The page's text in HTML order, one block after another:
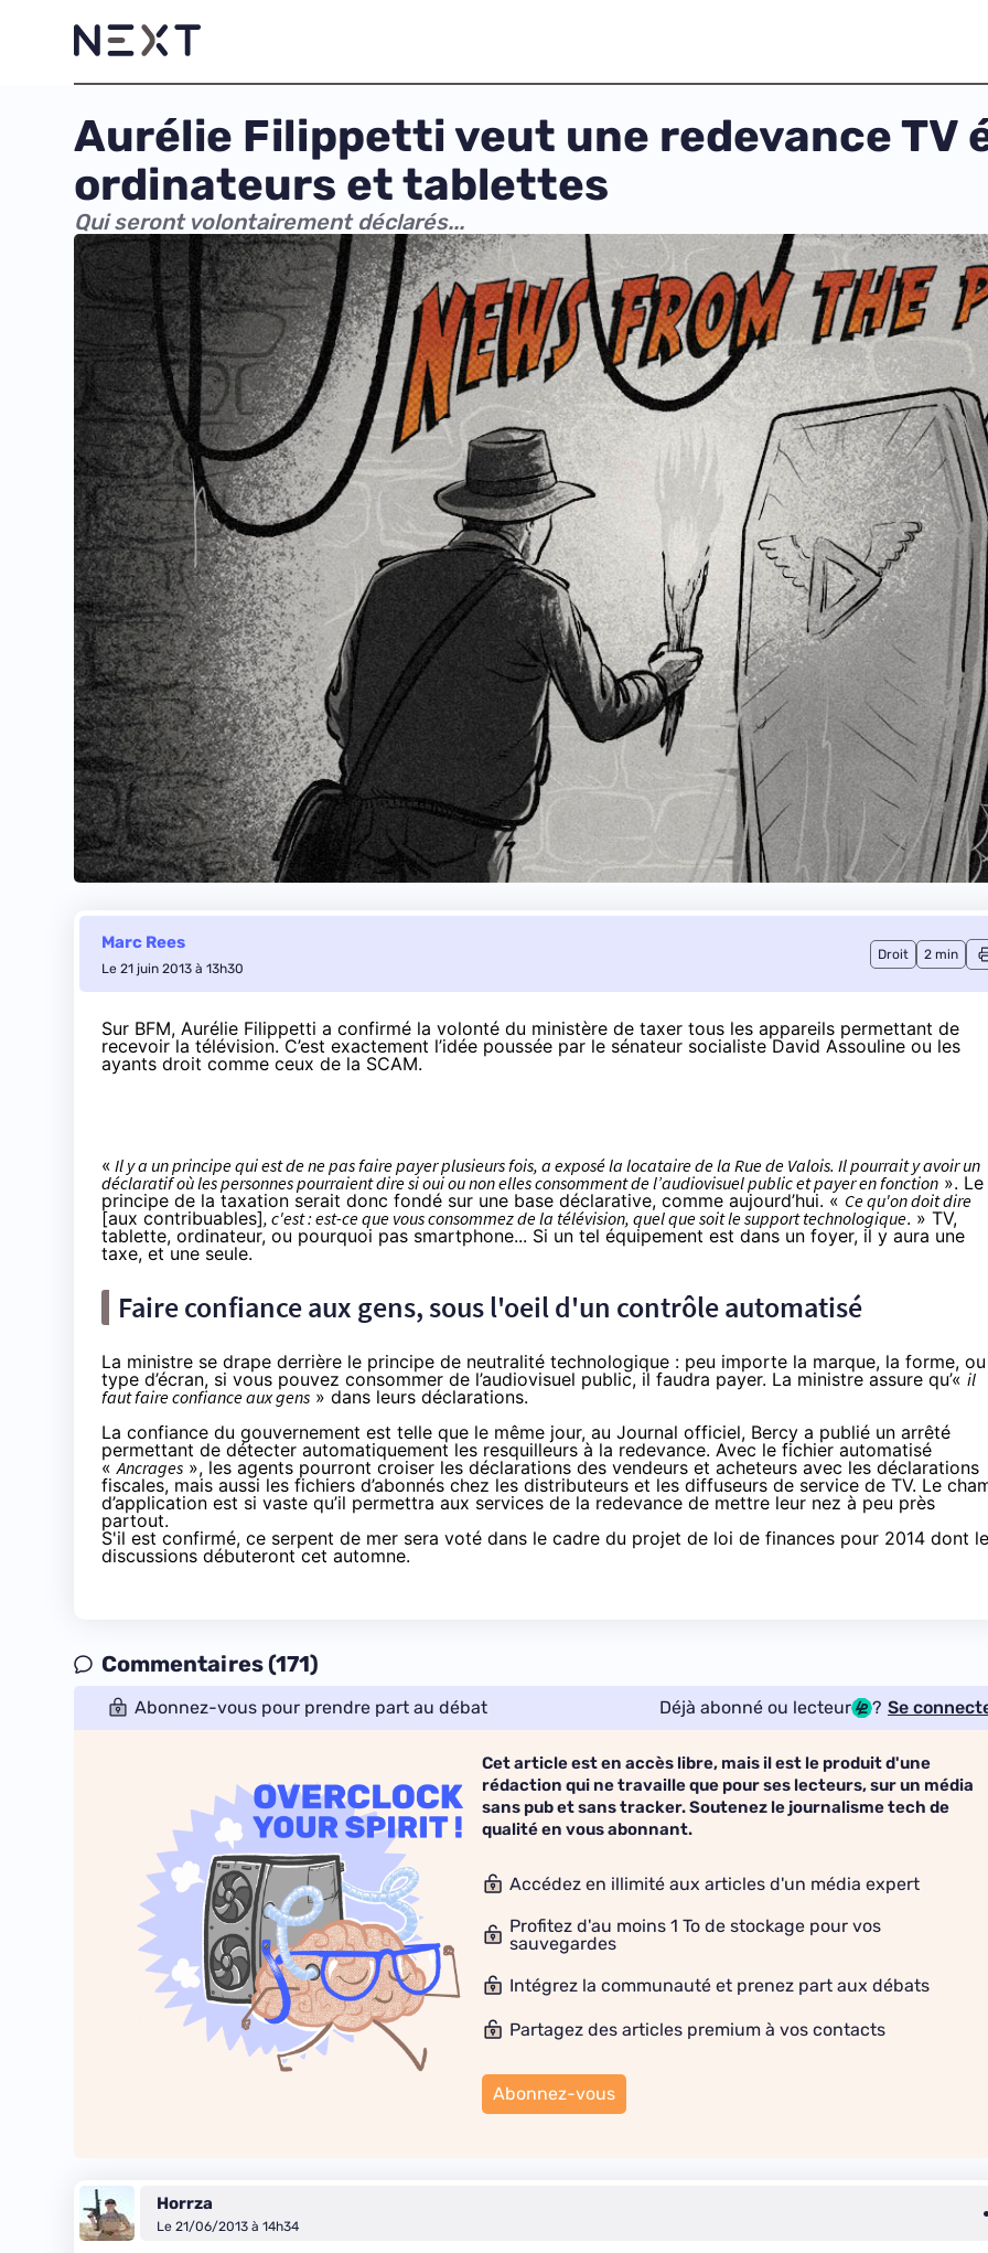
Aurélie Filippetti veut une redevance TV
ordinateurs et tablettes
Qui seront volontairement déclarés...
Marc Rees
Le 21 juin 2013 à 13h30
Droit 2 min
Sur BFM, Aurélie Filippetti a confirmé la volonté du ministère de taxer tous les appareils permettant de
recevoir la télévision. C’est exactement l’idée poussée par le sénateur socialiste David Assouline ou les
ayants droit comme ceux de la SCAM.
« Il y a un principe qui est de ne pas faire payer plusieurs fois, a exposé la locataire de la Rue de Valois. Il pourrait y avoir un
déclaratif où les personnes pourraient dire si oui ou non elles consomment de l’audiovisuel public et payer en fonction ». Le
principe de la taxation serait donc fondé sur une base déclarative, comme aujourd’hui. « Ce qu'on doit dire
[aux contribuables], c'est : est-ce que vous consommez de la télévision, quel que soit le support technologique. » TV,
tablette, ordinateur, ou pourquoi pas smartphone... Si un tel équipement est dans un foyer, il y aura une
taxe, et une seule.
Faire confiance aux gens, sous l'oeil d'un contrôle automatisé
La ministre se drape derrière le principe de neutralité technologique : peu importe la marque, la forme,
type d’écran, si vous pouvez consommer de l’audiovisuel public, il faudra payer. La ministre assure qu’« il
faut faire confiance aux gens » dans leurs déclarations.
La confiance du gouvernement est telle que le même jour, au Journal officiel, Bercy a publié un arrêté
permettant de détecter automatiquement les resquilleurs à la redevance. Avec le fichier automatisé
«Ancrages », les agents pourront croiser les déclarations des vendeurs et acheteurs avec les déclarations
fiscales, mais aussi les fichiers d’abonnés chez les distributeurs et les diffuseurs de service de TV. Le
d’application est si vaste qu’il permettra aux services de la redevance de mettre leur nez à peu près
partout.
S'il est confirmé, ce serpent de mer sera voté dans le cadre du projet de loi de finances pour 2014 dont
discussions débuteront cet automne.
Commentaires (171)
Abonnez-vous pour prendre part au débat Déjà abonné ou lecteur ? Se
Cet article est en accès libre, mais il est le produit d'une
rédaction qui ne travaille que pour ses lecteurs, sur un média
sans pub et sans tracker. Soutenez le journalisme tech de
qualité en vous abonnant.
Accédez en illimité aux articles d'un média expert
Profitez d'au moins 1 To de stockage pour vos
sauvegardes
Intégrez la communauté et prenez part aux débats
Partagez des articles premium à vos contacts
Abonnez-vous
Horrza
Le 21/06/2013 à 14h34